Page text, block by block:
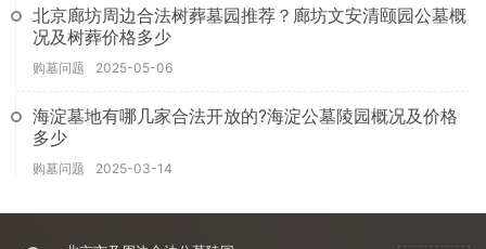
北京廊坊周边合法树葬墓园推荐？廊坊文安清颐园公墓概
况及树葬价格多少
购墓问题 2025-05-06
海淀墓地有哪几家合法开放的?海淀公墓陵园概况及价格
多少
购墓问题 2025-03-14